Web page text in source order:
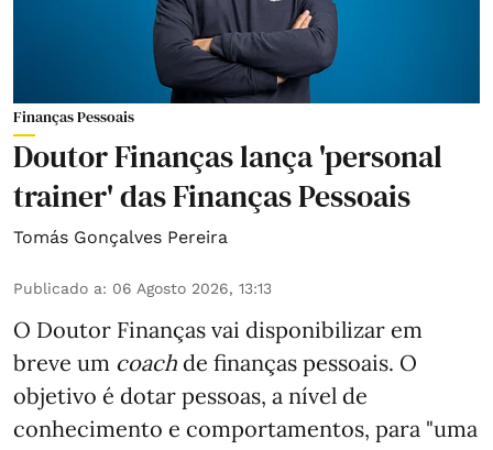
Finanças Pessoais
Doutor Finanças lança 'personal
trainer' das Finanças Pessoais
Tomás Gonçalves Pereira
Publicado a: 06 Agosto 2026, 13:13
O Doutor Finanças vai disponibilizar em
breve um coach de finanças pessoais. O
objetivo é dotar pessoas, a nível de
conhecimento e comportamentos, para "uma